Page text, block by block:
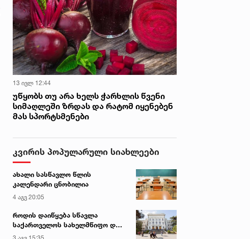
13 ივლ 12:44
უწყობს თუ არა ხელს ჭარხლის წვენი
სიმაღლეში ზრდას და რატომ იყენებენ
მას სპორტსმენები
კვირის პოპულარული სიახლეები
ახალი სასწავლო წლის
კალენდარი ცნობილია
4 აგვ 20:05
როდის დაიწყება სწავლა
საქართველოს სახელმწიფო და
კერძო უნივერსიტეტებში